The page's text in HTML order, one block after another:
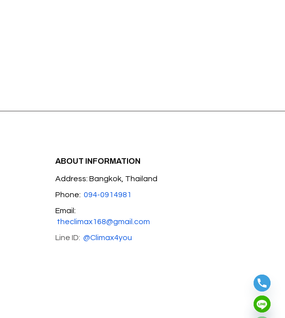
ABOUT INFORMATION
Address: Bangkok, Thailand
Phone: 094-0914981
Email:
theclimax168@gmail.com
Line ID: @Climax4you
Hide chaty